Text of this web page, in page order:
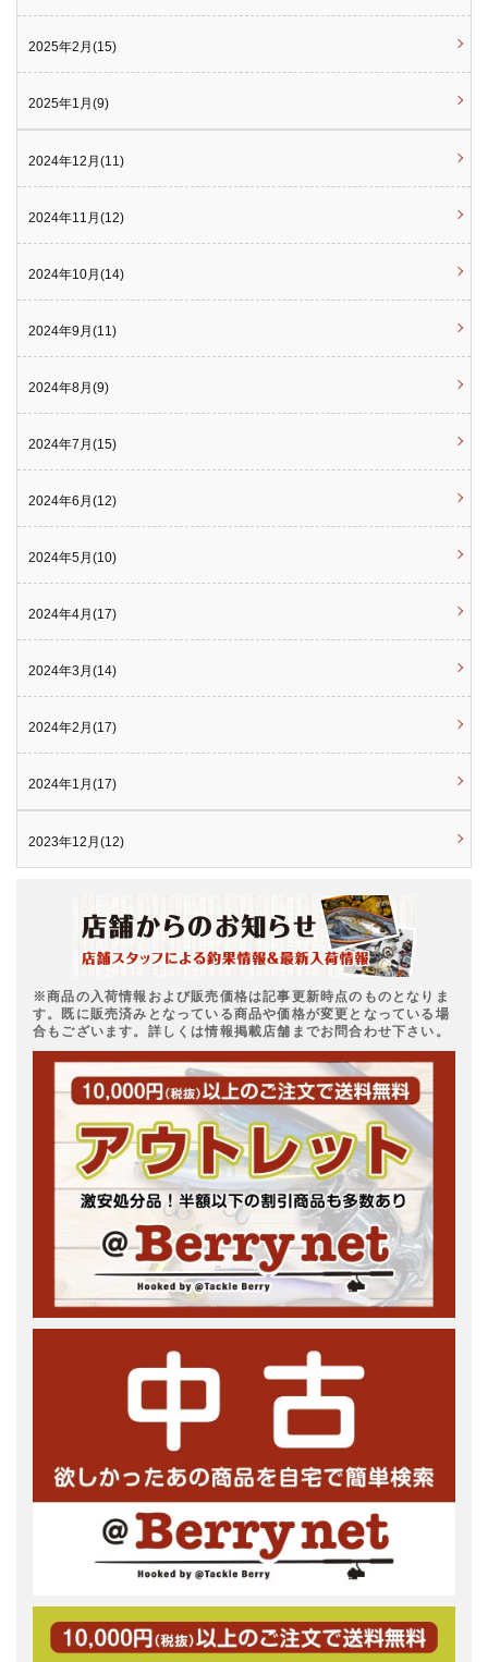
2025年2月(15)
2025年1月(9)
2024年12月(11)
2024年11月(12)
2024年10月(14)
2024年9月(11)
2024年8月(9)
2024年7月(15)
2024年6月(12)
2024年5月(10)
2024年4月(17)
2024年3月(14)
2024年2月(17)
2024年1月(17)
2023年12月(12)
※商品の入荷情報および販売価格は記事更新時点のものとなりま
す。既に販売済みとなっている商品や価格が変更となっている場
合もございます。詳しくは情報掲載店舗までお問合わせ下さい。